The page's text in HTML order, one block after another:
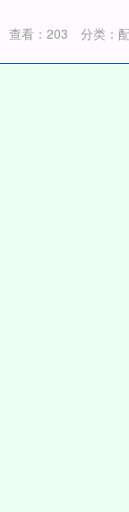
查看： 203 分类：